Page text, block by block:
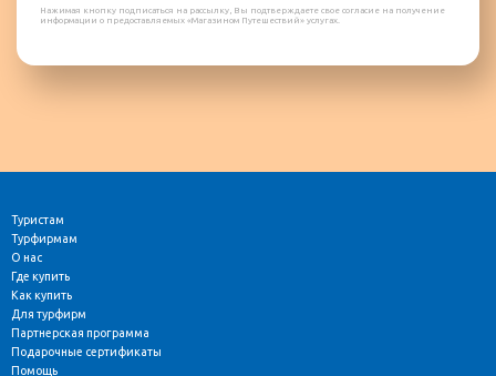
Нажимая кнопку подписаться на рассылку, Вы подтверждаете свое согласие на получение
информации о предоставляемых «Магазином Путешествий» услугах.
Туристам
Турфирмам
О нас
Где купить
Как купить
Для турфирм
Партнерская программа
Подарочные сертификаты
Помощь